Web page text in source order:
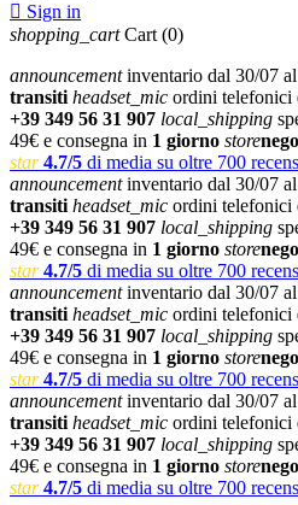
 Sign in
shopping_cart Cart (0)
announcementinventario dal 30/07
transiti headset_mic ordini telefonici
+39 349 56 31 907 local_shipping
49€ e consegna in 1 giorno store
star 4.7/5 di media su oltre 700
announcementinventario dal 30/07
transiti headset_mic ordini telefonici
+39 349 56 31 907 local_shipping
49€ e consegna in 1 giorno store
star 4.7/5 di media su oltre 700
announcementinventario dal 30/07
transiti headset_mic ordini telefonici
+39 349 56 31 907 local_shipping
49€ e consegna in 1 giorno store
star 4.7/5 di media su oltre 700
announcementinventario dal 30/07
transiti headset_mic ordini telefonici
+39 349 56 31 907 local_shipping
49€ e consegna in 1 giorno store
star 4.7/5 di media su oltre 700